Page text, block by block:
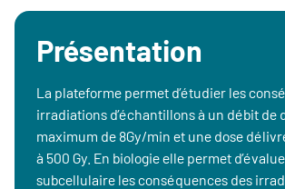
Présentation
La plateforme permet d’étudier les
irradiations d’échantillons à un débit de
maximum de 8Gy/min et une dose
à 500 Gy. En biologie elle permet
subcellulaire les conséquences des